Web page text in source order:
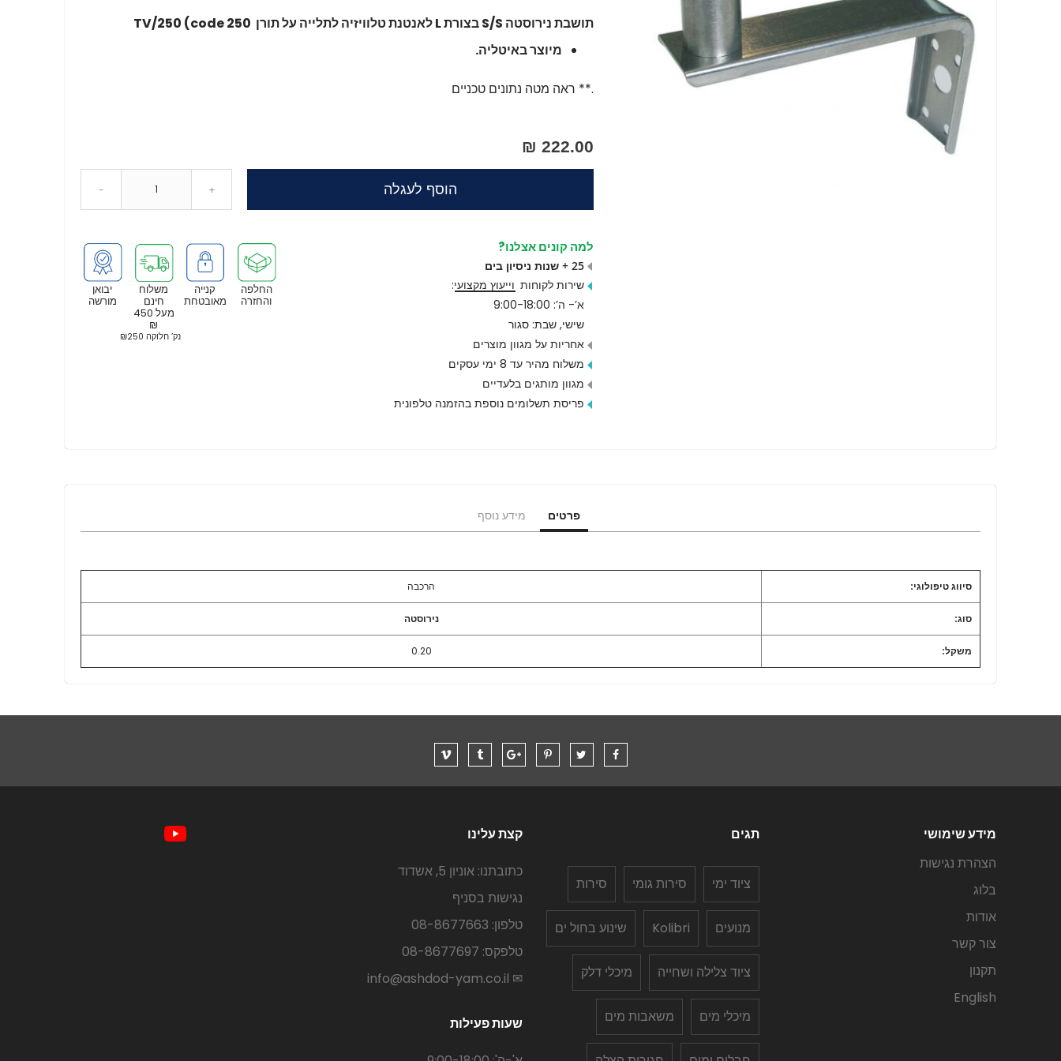
תושבת נירוסטה S/S בצורת L לאנטנת טלוויזיה לתלייה על תורן TV/250 (code 250
מיוצר באיטליה.
.** ראה מטה נתונים טכניים
222.00 ₪
- + הוסף לעגלה
יבואן
מורשה
משלוח
חינם
מעל 450
₪
נק’ חלוקה ₪250
קנייה
מאובטחת
החלפה
והחזרה
למה קונים אצלנו?
25 + שנות ניסיון בים
שירות לקוחות וייעוץ מקצועי:
א’- ה’: 9:00-18:00
שישי, שבת: סגור
אחריות על מגוון מוצרים
משלוח מהיר עד 8 ימי עסקים
מגוון מותגים בלעדיים
פריסת תשלומים נוספת בהזמנה טלפונית
פרטים
סיווג טיפולוגי: הרכבה
סוג: נירוסטה
משקל: 0.20
מידע נוסף
מידע שימושי
הצהרת נגישות
בלוג
אודות
צור קשר
תקנון
English
תגים
ציוד ימי סירות גומי סירות
מנועים Kolibri שינוע בחול ים
ציוד צלילה ושחייה מיכלי דלק
מיכלי מים משאבות מים
קצת עלינו
כתובתנו: אוניון 5, אשדוד
נגישות בסניף
טלפון: 08-8677663
טלפקס: 08-8677697
✉ info@ashdod-yam.co.il
שעות פעילות